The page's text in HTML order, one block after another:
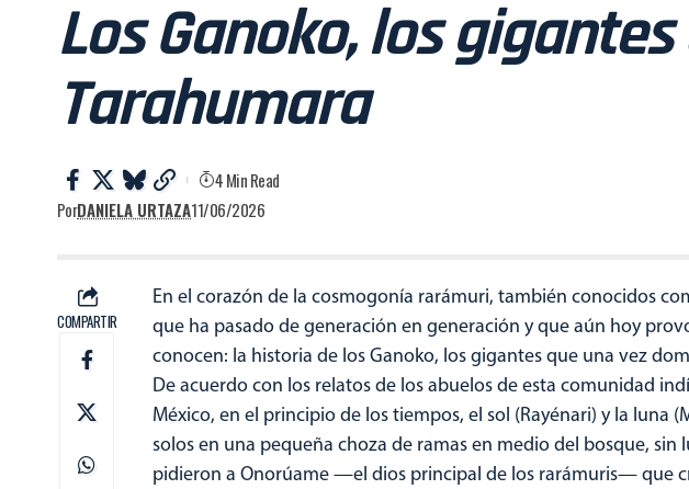
Los Ganoko, los
Tarahumara
PorDANIELA URTAZA11/06/2026
4 Min Read
COMPARTIR
En el corazón de la cosmogonía rarámuri, también conocidos
que ha pasado de generación en generación y que aún hoy
conocen: la historia de los Ganoko, los gigantes que una vez
De acuerdo con los relatos de los abuelos de esta comunidad
México, en el principio de los tiempos, el sol (Rayénari) y la luna
solos en una pequeña choza de ramas en medio del bosque, sin
pidieron a Onorúame —el dios principal de los rarámuris— que